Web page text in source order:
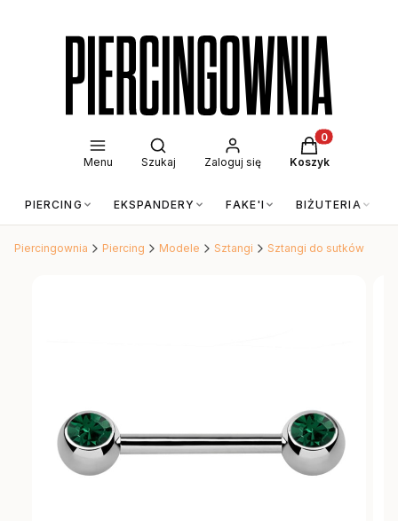
Menu
Otwórz wyszukiwarkę
Szukaj Zaloguj się
Produkty w
Koszyk
PIERCING EKSPANDERY FAKE'I BIŻUTERIA
Piercingownia Piercing Modele Sztangi Sztangi do sutków